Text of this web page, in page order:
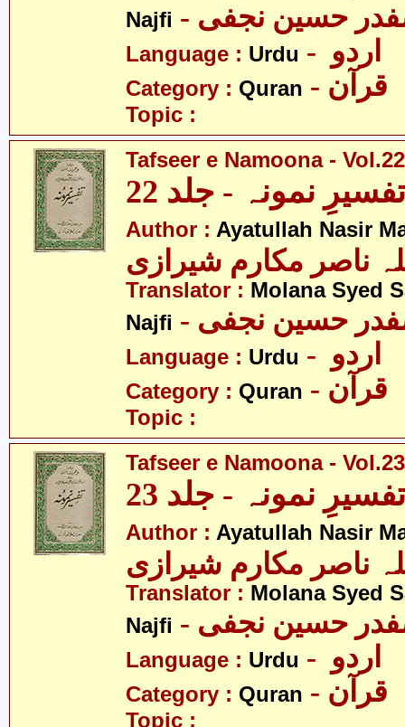
Najfi
صفدر حسین نجفی
Language : Urdu
Category : Quran - قرآن
Topic :
Tafseer e Namoona - Vol.22
تفسیرِ نمونہ - جلد 22
Author : Ayatullah Nasir
ناصر مکارم شیرازی
Translator : Molana Syed
Najfi
صفدر حسین نجفی
Language : Urdu
Category : Quran - قرآن
Topic :
Tafseer e Namoona - Vol.23
تفسیرِ نمونہ - جلد 23
Author : Ayatullah Nasir
ناصر مکارم شیرازی
Translator : Molana Syed
Najfi
صفدر حسین نجفی
Language : Urdu
Category : Quran - قرآن
Topic :